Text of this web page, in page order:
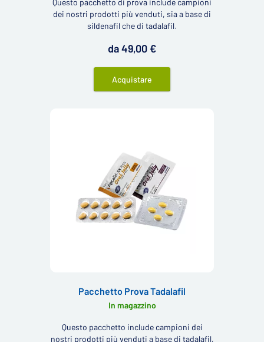
Questo pacchetto di prova include campioni
dei nostri prodotti più venduti, sia a base di
sildenafil che di tadalafil.
da 49,00 €
Acquistare
Pacchetto Prova Tadalafil
In magazzino
Questo pacchetto include campioni dei
nostri prodotti più venduti a base di tadalafil,